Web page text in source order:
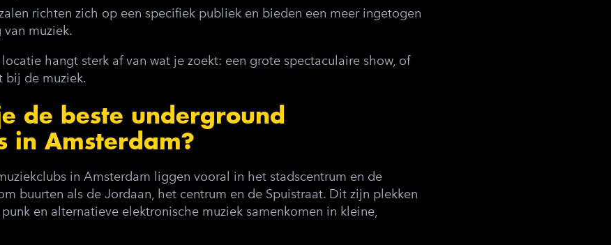
richten zich op een specifiek publiek en bieden een meer ingetogen
muziek.
hangt sterk af van wat je zoekt: een grote spectaculaire show, of
bij de muziek.
de beste underground
in Amsterdam?
in Amsterdam liggen vooral in het stadscentrum en de
buurten als de Jordaan, het centrum en de Spuistraat. Dit zijn plekken
en alternatieve elektronische muziek samenkomen in kleine,